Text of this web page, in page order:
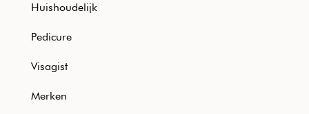
Huishoudelijk
Pedicure
Visagist
Merken